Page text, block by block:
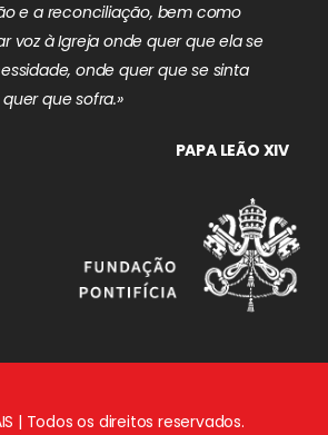
e a reconciliação, bem como
voz à Igreja onde quer que ela se
onde quer que se sinta
que sofra.»
PAPA LEÃO XIV
| Todos os direitos reservados.